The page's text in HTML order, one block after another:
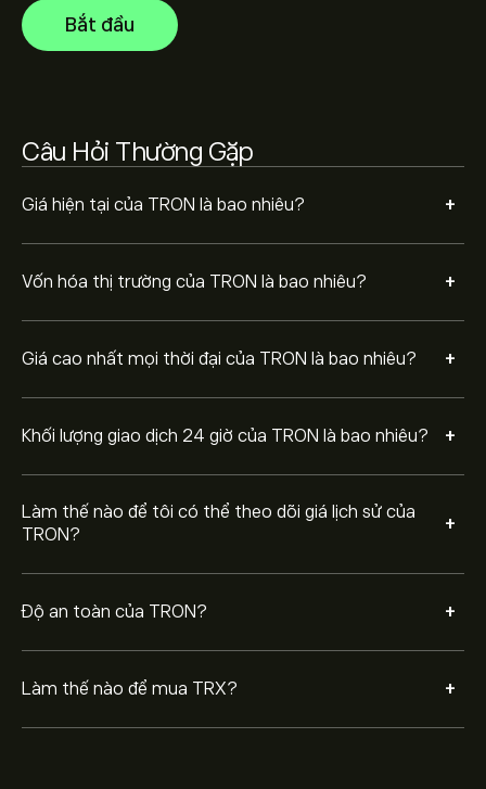
Bắt đầu
Câu Hỏi Thường Gặp
Giá hiện tại của TRON là bao nhiêu? +
Vốn hóa thị trường của TRON là bao nhiêu? +
Giá cao nhất mọi thời đại của TRON là bao nhiêu? +
Khối lượng giao dịch 24 giờ của TRON là bao nhiêu? +
Làm thế nào để tôi có thể theo dõi giá lịch sử của
TRON?
+
qua.
Độ an toàn của TRON? +
TRON rất an toàn. Tiền điện tử được mã hóa bằng mật
mã học, có nghĩa là các giao dịch TRON không thể bị
giả mạo.
Làm thế nào để mua TRX? +
web eToro. Khi bạn đã tạo tài khoản và nạp tiền, hãy
nhấp vào nút "Giao dịch" và quyết định số lượng TRON
bạn muốn mua. Bạn cũng có thể đặt lệnh mua TRX ở
một mức giá cụ thể trong tương lai.